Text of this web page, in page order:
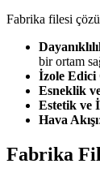
Fabrika filesi
bir ortam
İzole Edici
Esneklik
Estetik ve
Hava Akışı
Fabrika